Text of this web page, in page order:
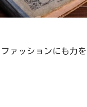
ァッションにも力